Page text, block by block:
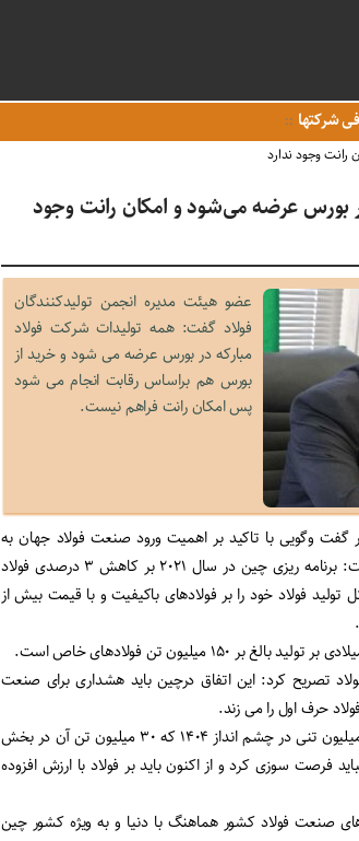
شرکتها
وجود ندارد
بورس عرضه می‌شود و امکان رانت وجود
عضو هیئت مدیره انجمن تولیدکنندگان
فولاد گفت: همه تولیدات شرکت فولاد
مبارکه در بورس عرضه می شود و خرید از
بورس هم براساس رقابت انجام می شود
پس امکان رانت فراهم نیست.
گفت وگویی با تاکید بر اهمیت ورود صنعت فولاد جهان به
تولید فولاد با ارزش افزوده بالا اظهار داشت: برنامه ریزی چین در سال ۲۰۲۱ بر کاهش ۳ درصدی فولاد
و به جای آن ۱۵ درصد کل تولید فولاد خود را بر فولادهای باکیفیت و با قیمت بیش از
میلیون تن فولادهای خاص است.
تصریح کرد: این اتفاق درچین باید هشداری برای صنعت
حرف اول را می زند.
وی با اشاره به چشم انداز تولید فولاد ۵۵ میلیون تنی در چشم انداز ۱۴۰۴ که ۳۰ میلیون تن آن در بخش
فرصت سوزی کرد و از اکنون باید بر فولاد با ارزش افزوده
صنعت فولاد کشور هماهنگ با دنیا و به ویژه کشور چین